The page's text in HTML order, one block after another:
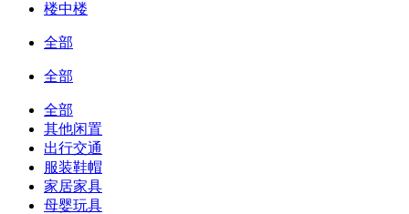
楼中楼
全部
全部
全部
其他闲置
出行交通
服装鞋帽
家居家具
母婴玩具